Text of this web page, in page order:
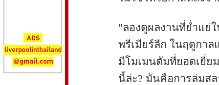
"ลองดูผลงานที่ย่ำแย่
พรีเมียร์ลีก ในฤดูกา
มีโมเมนตัมที่ยอดเยี่ย
นี้ล่ะ? มันคือการล่มสล